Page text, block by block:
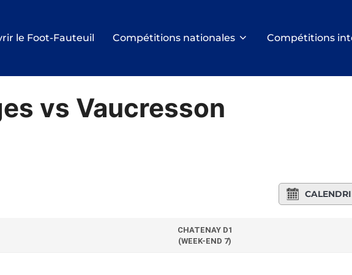
le Foot-Fauteuil Compétitions nationales Compétitions
vs Vaucresson
CHATENAY D1
(WEEK-END 7)